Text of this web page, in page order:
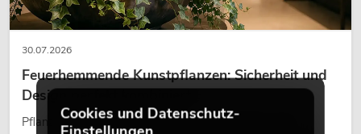
30.07.2026
Feuerhemmende Kunstpflanzen: Sicherheit und
Design perfekt kombiniert
Pflanzen machen Räume lebendig. Sie schaffen eine
Cookies und Datenschutz-